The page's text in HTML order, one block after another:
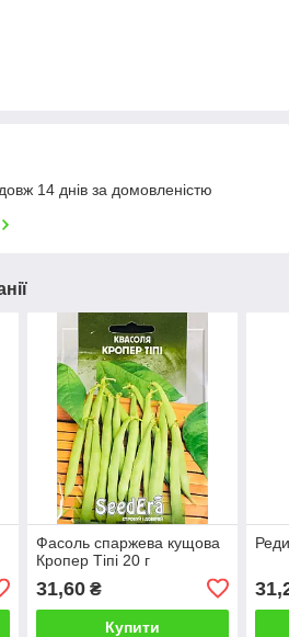
14 днів за домовленістю
Фасоль спаржева кущова
Кропер Тіпі 20 г
31,60₴
Купити